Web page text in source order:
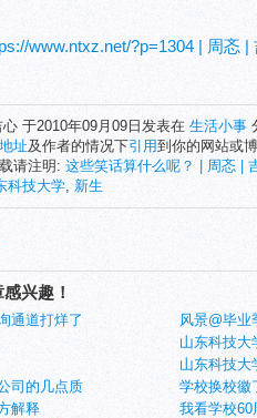
www.ntxz.net/?p=1304 | 周忞 |
于2010年09月09日发表在 生活小事
址及作者的情况下引用到你的网站或
请注明: 这些笑话算什么呢？ | 周忞 |
科技大学, 新生
兴趣！
通道打烊了
风景@毕业
山东科技大
山东科技大
司的几点质
学校换校徽
解释
我看学校60